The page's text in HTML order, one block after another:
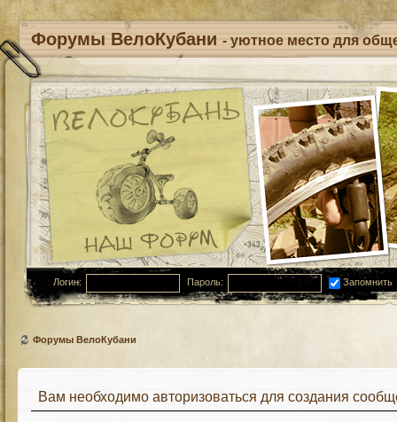
Форумы ВелоКубани - уютное место для
Логин: Пароль: Запомнить
Форумы ВелоКубани
Вам необходимо авторизоваться для создания